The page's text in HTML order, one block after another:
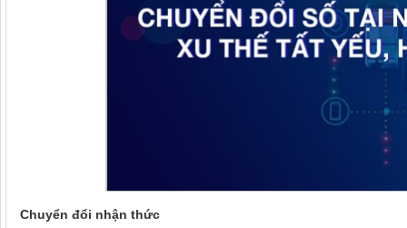
Chuyển đổi nhận thức